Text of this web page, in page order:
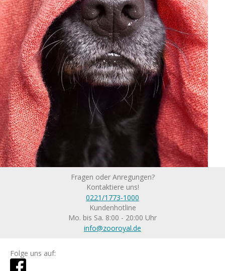
Fragen oder Anregungen?
Kontaktiere uns!
0221/1773-1000
Kundenhotline
Mo. bis Sa. 8:00 - 20:00 Uhr
info@zooroyal.de
Folge uns auf: